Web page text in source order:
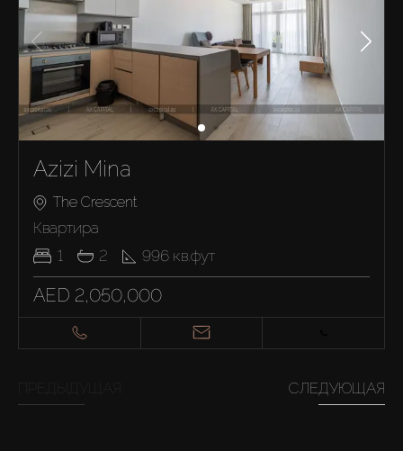
Azizi Mina
The Crescent
Квартира
1
2 996 кв.фут
AED 2,050,000
СЛЕДУЮЩАЯ